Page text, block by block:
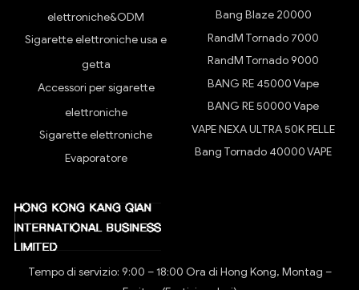
elettroniche&ODM
Sigarette elettroniche usa e
getta
Accessori per sigarette
elettroniche
Sigarette elettroniche
Evaporatore
Bang Blaze 20000
RandM Tornado 7000
RandM Tornado 9000
BANG RE 45000 Vape
BANG RE 50000 Vape
VAPE NEXA ULTRA 50K PELLE
Bang Tornado 40000 VAPE
Tempo di servizio: 9:00 – 18:00 Ora di Hong Kong, Montag –